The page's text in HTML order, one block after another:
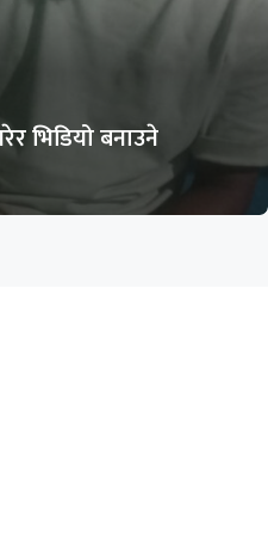
भिडियो बनाउने